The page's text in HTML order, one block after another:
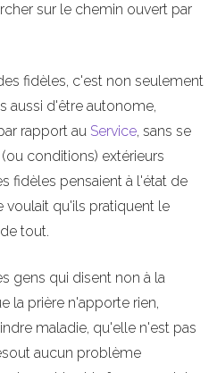
sur le chemin ouvert par
fidèles, c'est non seulement
aussi d'être autonome,
rapport au Service, sans se
conditions) extérieurs
fidèles pensaient à l'état de
voulait qu'ils pratiquent le
tout.
gens qui disent non à la
la prière n'apporte rien,
maladie, qu'elle n'est pas
aucun problème